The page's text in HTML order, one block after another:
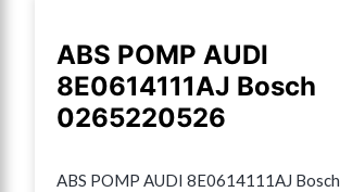
ABS POMP AUDI
8E0614111AJ Bosch
0265220526
ABS POMP AUDI 8E0614111AJ Bosch